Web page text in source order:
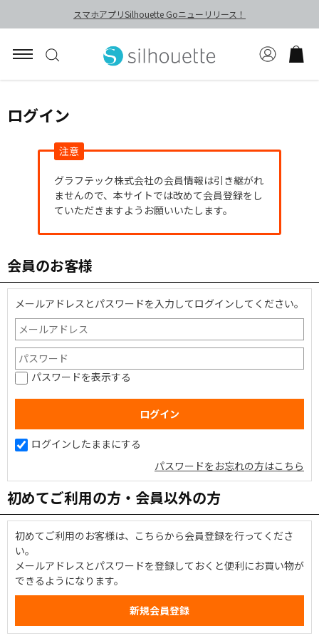
スマホアプリSilhouette Goニューリリース！
ログイン
注意
グラフテック株式会社の会員情報は引き継がれ
ませんので、本サイトでは改めて会員登録をし
ていただきますようお願いいたします。
会員のお客様
メールアドレスとパスワードを入力してログインしてください。
パスワードを表示する
ログインしたままにする
パスワードをお忘れの方はこちら
初めてご利用の方・会員以外の方
初めてご利用のお客様は、こちらから会員登録を行ってくださ
い。
メールアドレスとパスワードを登録しておくと便利にお買い物が
できるようになります。